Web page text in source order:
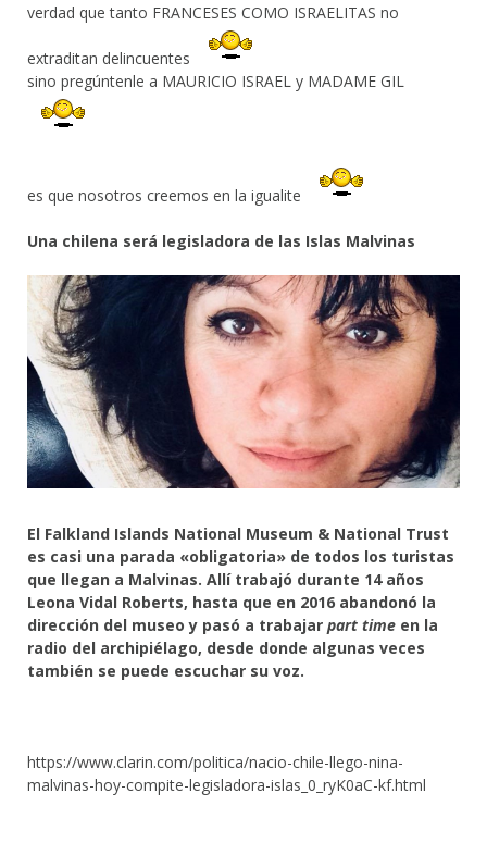
verdad que tanto FRANCESES COMO ISRAELITAS no
extraditan delincuentes
sino pregúntenle a MAURICIO ISRAEL y MADAME GIL
es que nosotros creemos en la igualite
Una chilena será legisladora de las Islas Malvinas
El Falkland Islands National Museum & National Trust
es casi una parada «obligatoria» de todos los turistas
que llegan a Malvinas. Allí trabajó durante 14 años
Leona Vidal Roberts, hasta que en 2016 abandonó la
dirección del museo y pasó a trabajar part time en la
radio del archipiélago, desde donde algunas veces
también se puede escuchar su voz.
https://www.clarin.com/politica/nacio-chile-llego-nina-
malvinas-hoy-compite-legisladora-islas_0_ryK0aC-kf.html